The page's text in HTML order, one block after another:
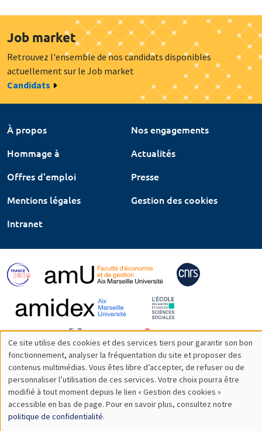
Job market
Retrouvez l'ensemble de nos candidats disponibles
actuellement sur le Job market
Candidats
À propos
Nos engagements
Hommage à
Actualités
Offres d'emploi
Presse
Mentions légales
Gestion des cookies
Intranet
Utilisation
des
données
personnelles
Ce site utilise des cookies et des services tiers pour garantir son bon
fonctionnement, analyser la fréquentation du site et proposer des
contenus multimédias. Vous êtes libre d’accepter, de refuser ou de
personnaliser l’utilisation de ces services. Votre choix pourra être
modifié à tout moment depuis le lien « Gestion des cookies »
accessible en bas de page. Pour en savoir plus, consultez notre
politique de confidentialité.